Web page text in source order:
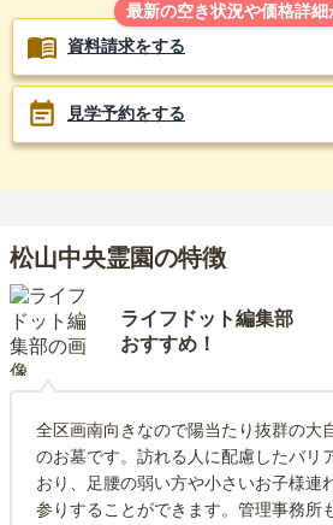
最新の空き状況や価格詳細
資料請求をする
見学予約をする
松山中央霊園の特徴
ライフドット編集部
おすすめ！
全区画南向きなので陽当たり抜群の大
のお墓です。訪れる人に配慮したバリ
おり、足腰の弱い方や小さいお子様連
参りすることができます。管理事務所